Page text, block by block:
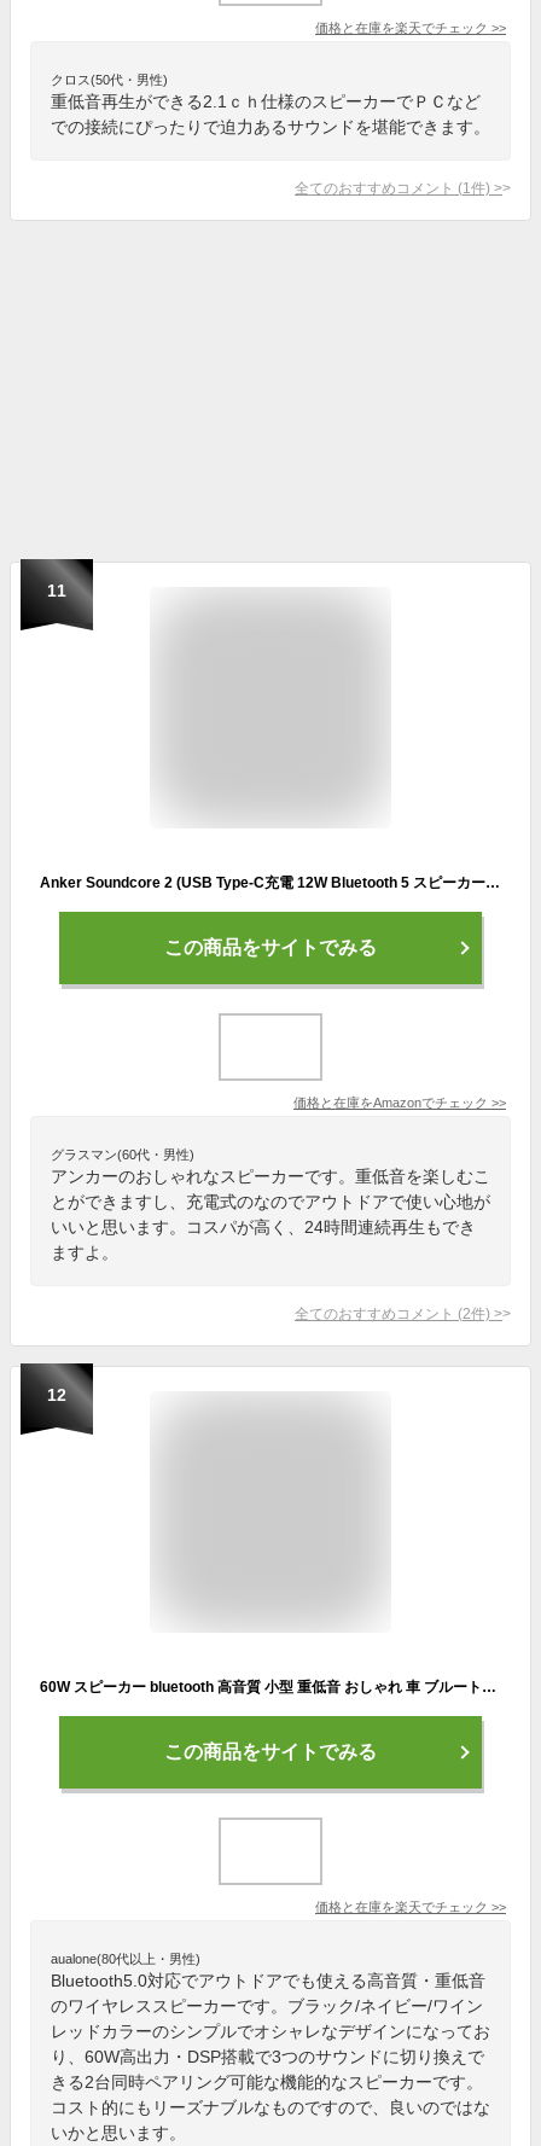
価格と在庫を楽天でチェック >>
クロス(50代・男性)
重低音再生ができる2.1ｃｈ仕様のスピーカーでＰＣなど
での接続にぴったりで迫力あるサウンドを堪能できます。
全てのおすすめコメント (1 件) >
11
Anker Soundcore 2 (USB Type-C充電 12W Bluetooth 5 スピーカー 24時間連続再生)【完全ワイヤレスステレオ対応/強化された低音 / IPX7防水規格 / デュアルドライバー/マイク内蔵】(ブラック)
この商品をサイトでみる
価格と在庫をAmazonでチェック >>
グラスマン(60代・男性)
アンカーのおしゃれなスピーカーです。重低音を楽しむこ
とができますし、充電式のなのでアウトドアで使い心地が
いいと思います。コスパが高く、24時間連続再生もでき
ますよ。
全てのおすすめコメント (2件) >
12
60W スピーカー bluetooth 高音質 小型 重低音 おしゃれ 車 ブルートゥース 5.0 会議 大音量 ブルートゥーススピーカー TWS 2台ペアリング IPX5 アウトドア ポータブルワイヤレススピーカー 大容量バッテリー マイク内蔵 ハンズフリー通話 Aux有線対応
この商品をサイトでみる
価格と在庫を楽天でチェック >>
aualone(80代以上・男性)
Bluetooth5.0対応でアウトドアでも使える高音質・重低音
のワイヤレススピーカーです。ブラック/ネイビー/ワイン
レッドカラーのシンプルでオシャレなデザインになってお
り、60W高出力・DSP搭載で3つのサウンドに切り換えで
きる2台同時ペアリング可能な機能的なスピーカーです。
コスト的にもリーズナブルなものですので、良いのではな
いかと思います。